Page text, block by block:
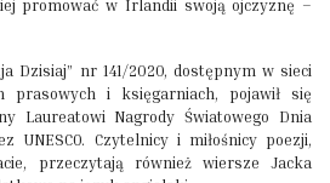
promować w Irlandii swoją ojczyznę –
Dzisiaj” nr 141/2020, dostępnym w sieci
prasowych i księgarniach, pojawił się
Laureatowi Nagrody Światowego Dnia
UNESCO. Czytelnicy i miłośnicy poezji,
przeczytają również wiersze Jacka